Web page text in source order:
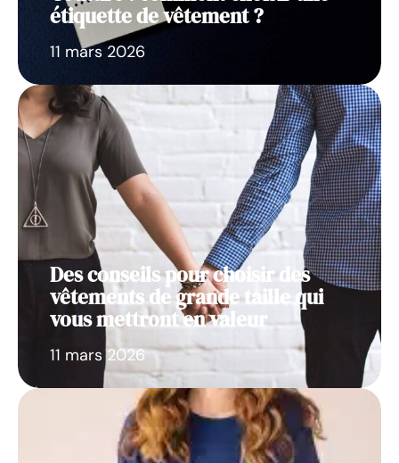
étiquette de vêtement ?
11 mars 2026
Des conseils pour choisir des
vêtements de grande taille qui
vous mettront en valeur
11 mars 2026